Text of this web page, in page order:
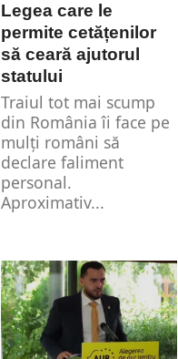
Legea care le
permite cetățenilor
să ceară ajutorul
statului
Traiul tot mai scump
din România îi face pe
mulți români să
declare faliment
personal.
Aproximativ...